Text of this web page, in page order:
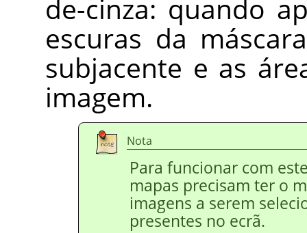
de-cinza: quando
escuras da
subjacente e as
imagem.
Nota
Para funcionar com
mapas precisam ter o
imagens a serem
presentes no ecrã.